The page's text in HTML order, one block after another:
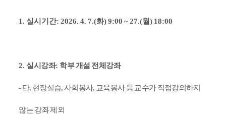
1. 실시기간: 2026. 4. 7.(화) 9:00 ~ 27.(월) 18:00
2. 실시강좌: 학부 개설 전체강좌
-단, 현장실습, 사회봉사, 교육봉사 등 교수가 직접강의하지
않는 강좌 제외